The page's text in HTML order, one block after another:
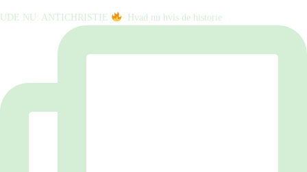
UDE NU: ANTICHRISTIE ⁠ ⁠ Hvad nu hvis de historie